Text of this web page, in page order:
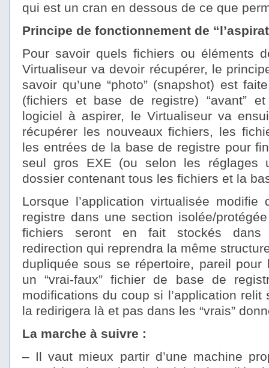
qui est un cran en dessous de ce que
Principe de fonctionnement de
Pour savoir quels fichiers ou éléments
Virtualiseur va devoir récupérer, le
savoir qu’une “photo” (snapshot) est
(fichiers et base de registre) “avant” et
logiciel à aspirer, le Virtualiseur va
récupérer les nouveaux fichiers, les
les entrées de la base de registre pour
seul gros EXE (ou selon les réglages
dossier contenant tous les fichiers et la
Lorsque l’application virtualisée
registre dans une section isolée/
fichiers seront en fait stockés dans
redirection qui reprendra la même
dupliquée sous se répertoire, pareil
un “vrai-faux” fichier de base de
modifications du coup si l’application
la redirigera là et pas dans les “vrais”
La marche à suivre :
– Il vaut mieux partir d’une machine